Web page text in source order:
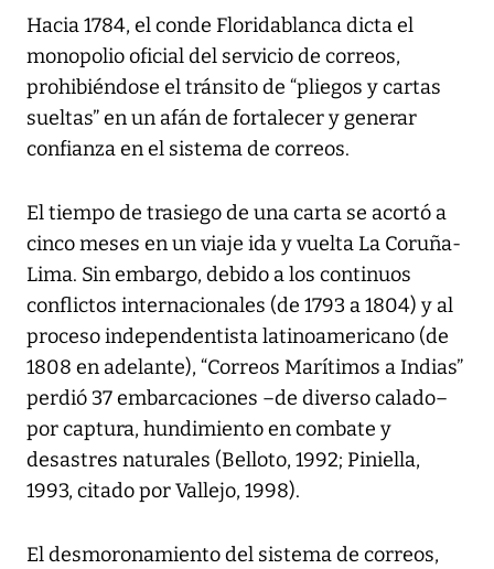
Hacia 1784, el conde Floridablanca dicta el
monopolio oficial del servicio de correos,
prohibiéndose el tránsito de “pliegos y cartas
sueltas” en un afán de fortalecer y generar
confianza en el sistema de correos.
El tiempo de trasiego de una carta se acortó a
cinco meses en un viaje ida y vuelta La Coruña-
Lima. Sin embargo, debido a los continuos
conflictos internacionales (de 1793 a 1804) y al
proceso independentista latinoamericano (de
1808 en adelante), “Correos Marítimos a Indias”
perdió 37 embarcaciones –de diverso calado–
por captura, hundimiento en combate y
desastres naturales (Belloto, 1992; Piniella,
1993, citado por Vallejo, 1998).
El desmoronamiento del sistema de correos,